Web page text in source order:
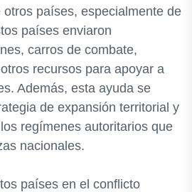
países, especialmente de
países enviaron
carros de combate,
recursos para apoyar a
Además, esta ayuda se
de expansión territorial y
regímenes autoritarios que
nacionales.
países en el conflicto